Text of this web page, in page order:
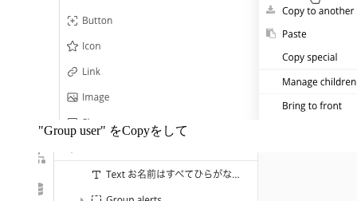
"Group user" をCopyをして